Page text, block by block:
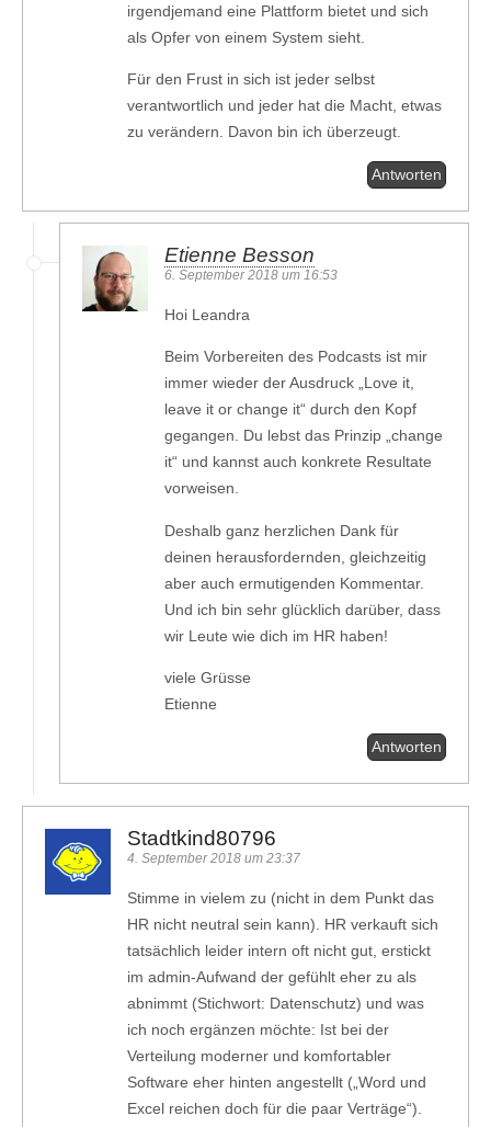
irgendjemand eine Plattform bietet und sich
als Opfer von einem System sieht.
Für den Frust in sich ist jeder selbst
verantwortlich und jeder hat die Macht, etwas
zu verändern. Davon bin ich überzeugt.
Antworten
Etienne Besson
6. September 2018 um 16:53
Hoi Leandra
Beim Vorbereiten des Podcasts ist mir
immer wieder der Ausdruck „Love it,
leave it or change it“ durch den Kopf
gegangen. Du lebst das Prinzip „change
it“ und kannst auch konkrete Resultate
vorweisen.
Deshalb ganz herzlichen Dank für
deinen herausfordernden, gleichzeitig
aber auch ermutigenden Kommentar.
Und ich bin sehr glücklich darüber, dass
wir Leute wie dich im HR haben!
viele Grüsse
Etienne
Antworten
Stadtkind80796
4. September 2018 um 23:37
Stimme in vielem zu (nicht in dem Punkt das
HR nicht neutral sein kann). HR verkauft sich
tatsächlich leider intern oft nicht gut, erstickt
im admin-Aufwand der gefühlt eher zu als
abnimmt (Stichwort: Datenschutz) und was
ich noch ergänzen möchte: Ist bei der
Verteilung moderner und komfortabler
Software eher hinten angestellt („Word und
Excel reichen doch für die paar Verträge“).